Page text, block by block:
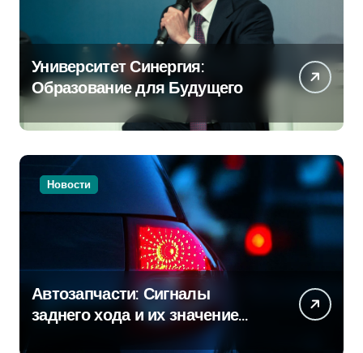
Университет Синергия:
Образование для Будущего
Новости
Автозапчасти: Сигналы
заднего хода и их значение
для безопасности на дороге